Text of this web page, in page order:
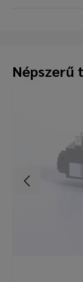
Népszerű